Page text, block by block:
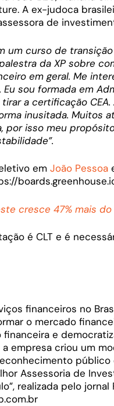
A ex-judoca
de
um curso de
da XP sobre
em geral. Me
sou formada em
a certificação
inusitada. Muitos
por isso meu
em João Pessoa
cresce 47% mais
é CLT e é
financeiros no
o mercado
e
empresa criou um
Assessoria de
realizada pelo jornal